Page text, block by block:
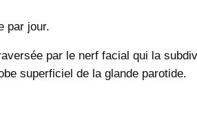
par jour.
par le nerf facial qui la
superficiel de la glande parotide.